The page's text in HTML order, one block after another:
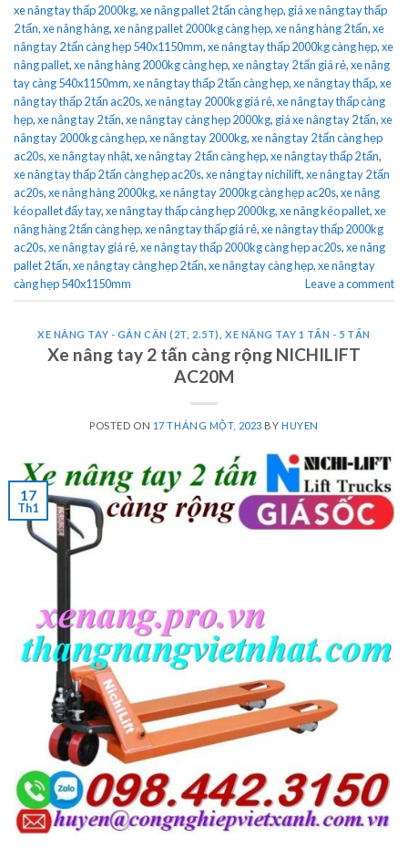
xe nâng tay thấp 2000kg,xe nâng pallet 2 tấn càng hẹp, giá xe nâng tay thấp
2 tấn,xe nâng hàng,xe nâng pallet 2000kg càng hẹp,xe nâng hàng 2 tấn,xe
nâng tay 2 tấn càng hẹp 540x1150mm,xe nâng tay thấp 2000kg càng hẹp,xe
nâng pallet,xe nâng hàng 2000kg càng hẹp,xe nâng tay 2 tấn giá rẻ,xe nâng
tay càng 540x1150mm,xe nâng tay thấp 2 tấn càng hẹp,xe nâng tay thấp,xe
nâng tay thấp 2 tấn ac20s,xe nâng tay 2000kg giá rẻ,xe nâng tay thấp càng
hẹp,xe nâng tay 2 tấn,xe nâng tay càng hẹp 2000kg, giá xe nâng tay 2 tấn,xe
nâng tay 2000kg càng hẹp,xe nâng tay 2000kg,xe nâng tay 2 tấn càng hẹp
ac20s,xe nâng tay nhật,xe nâng tay 2 tấn càng hẹp,xe nâng tay thấp 2 tấn,
xe nâng tay thấp 2 tấn càng hẹp ac20s,xe nâng tay nichilift,xe nâng tay 2 tấn
ac20s,xe nâng hàng 2000kg,xe nâng tay 2000kg càng hẹp ac20s,xe nâng
kéo pallet đẩy tay,xe nâng tay thấp càng hẹp 2000kg,xe nâng kéo pallet,xe
nâng hàng 2 tấn càng hẹp,xe nâng tay thấp giá rẻ,xe nâng tay thấp 2000kg
ac20s,xe nâng tay giá rẻ,xe nâng tay thấp 2000kg càng hẹp ac20s,xe nâng
pallet 2 tấn,xe nâng tay càng hẹp 2 tấn,xe nâng tay càng hẹp,xe nâng tay
càng hẹp 540x1150mm
Leave a comment
XE NÂNG TAY - GẮN CÂN (2T, 2.5T) ,XE NÂNG TAY 1 TẤN - 5 TẤN
Xe nâng tay 2 tấn càng rộng NICHILIFT
AC20M
POSTED ON 17 THÁNG MỘT, 2023 BYHUYEN
17
Th1